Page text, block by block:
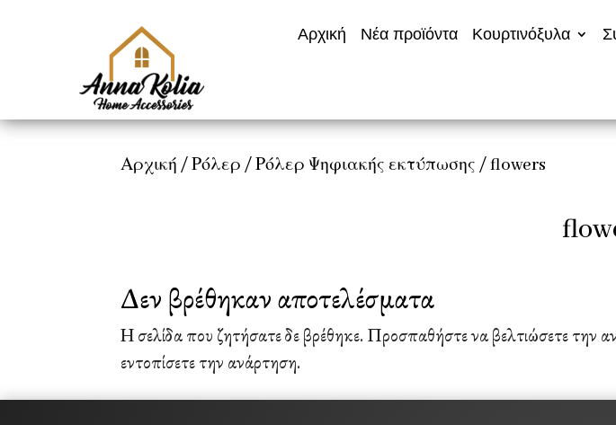
Αρχική Νέα προϊόντα Κουρτινόξυλα
Αρχική /Ρόλερ /Ρόλερ Ψηφιακής εκτύπωσης / flowers
Δεν βρέθηκαν αποτελέσματα
Η σελίδα που ζητήσατε δε βρέθηκε. Προσπαθήστε να βελτιώσετε την
εντοπίσετε την ανάρτηση.